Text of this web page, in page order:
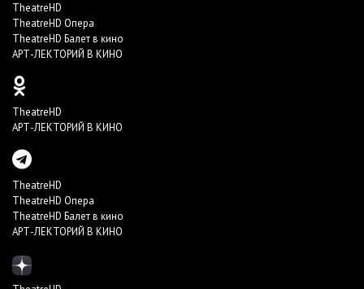
TheatreHD
TheatreHD Опера
TheatreHD Балет в кино
АРТ-ЛЕКТОРИЙ В КИНО
TheatreHD
АРТ-ЛЕКТОРИЙ В КИНО
TheatreHD
TheatreHD Опера
TheatreHD Балет в кино
АРТ-ЛЕКТОРИЙ В КИНО